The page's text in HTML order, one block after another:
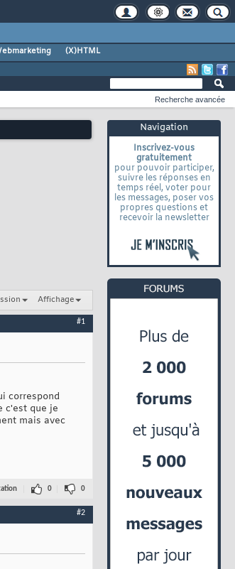
(X)HTML
Navigation
Inscrivez-vous
gratuitement
pour pouvoir participer,
suivre les réponses en
temps réel, voter pour
les messages, poser vos
propres questions et
recevoir la newsletter
Recherche avancée
Affichage
#1
correspond
c'est que je
mais avec
0 0
#2